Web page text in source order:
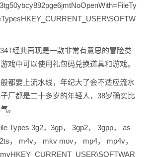
经典再现是一款非常有意思的冒险类
戏中可以使用礼包码兑换道具和游戏。
都要上流水线，年纪大了会不适应流水
厂都是二十多岁的年轻人，38岁确实比
。
Types 3g2，3gp， 3gp2， 3gpp， as
， m4v， mkv mov， mp4， mp4v，